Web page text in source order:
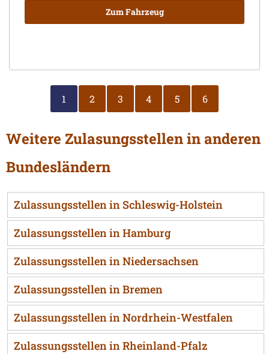
Zum Fahrzeug
1 2 3 4 5 6
Weitere Zulasungsstellen in anderen
Bundesländern
Zulassungsstellen in Schleswig-Holstein
Zulassungsstellen in Hamburg
Zulassungsstellen in Niedersachsen
Zulassungsstellen in Bremen
Zulassungsstellen in Nordrhein-Westfalen
Zulassungsstellen in Rheinland-Pfalz